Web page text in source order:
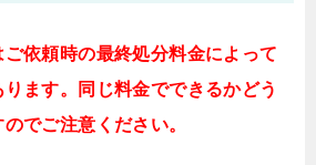
依頼時の最終処分料金によって
ます。同じ料金でできるかどう
でご注意ください。